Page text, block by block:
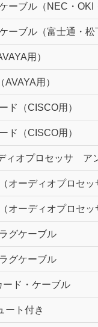
ーブル（NEC・OKI
ーブル（富士通・松
用）
用）
ド（CISCO用）
ド（CISCO用）
ィオプロセッサ ア
オーディオプロセッ
オーディオプロセッ
グケーブル
グケーブル
ード・ケーブル
ート付き